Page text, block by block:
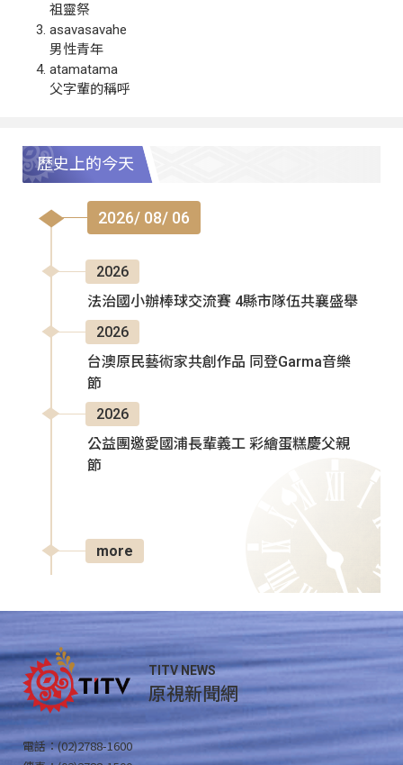
祖靈祭
asavasavahe
男性青年
atamatama
父字輩的稱呼
歷史上的今天
2026/ 08/ 06
2026
法治國小辦棒球交流賽 4縣市隊伍共襄盛舉
2026
台澳原民藝術家共創作品 同登Garma音樂
節
2026
公益團邀愛國浦長輩義工 彩繪蛋糕慶父親
節
more
TITV NEWS
原視新聞網
電話：(02)2788-1600